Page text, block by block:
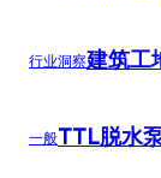
行业洞察建筑工
一般TTL脱水